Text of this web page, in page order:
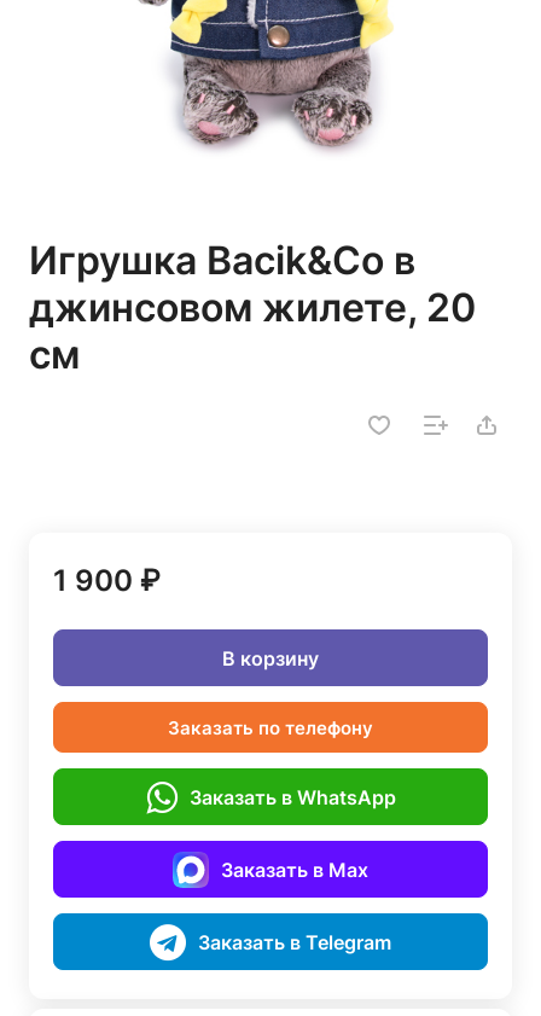
Игрушка Bacik&Co в
джинсовом жилете, 20
см
1 900 ₽
В корзину
Заказать по телефону
Заказать в WhatsApp
Заказать в Max
Заказать в Telegram